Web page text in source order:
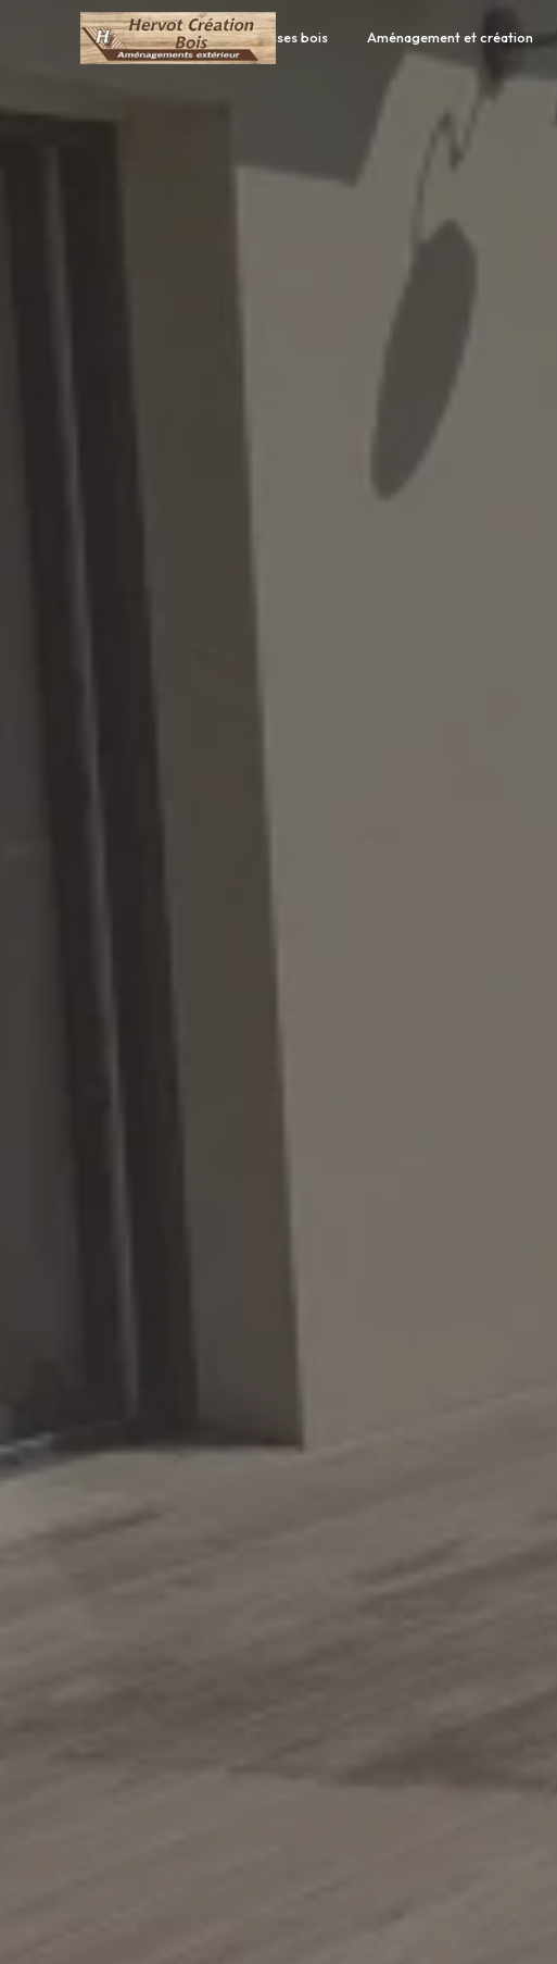
Accueil Terrasses bois Aménagement et création
Panneau de gestion des cookies